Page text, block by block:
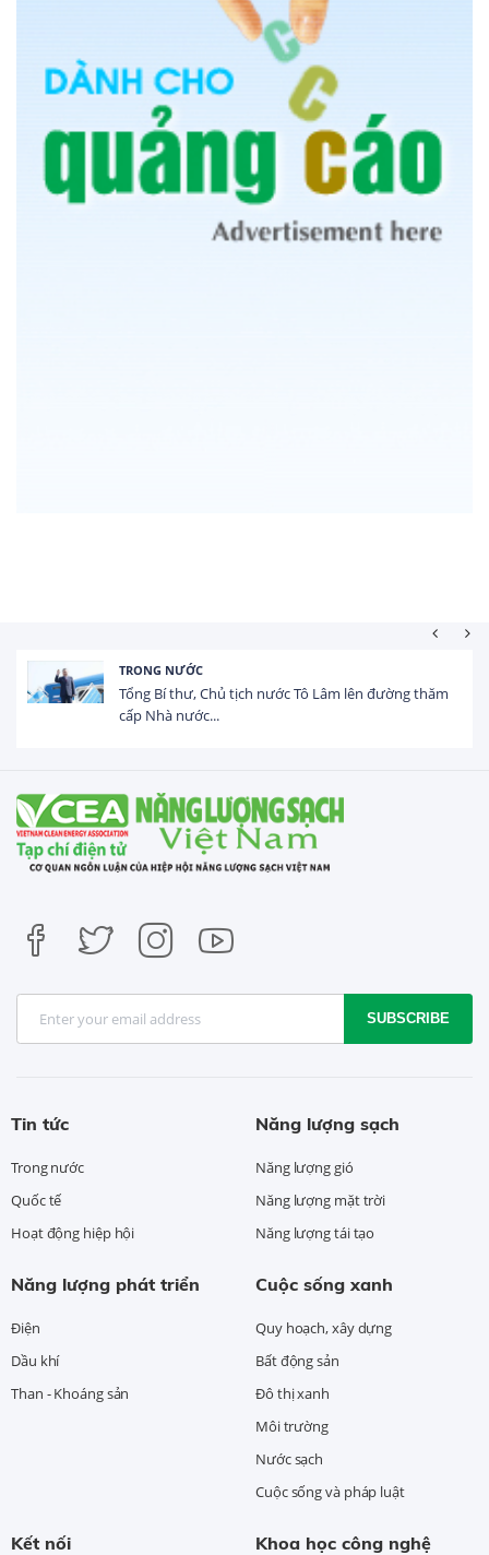
TRONG NƯỚC
Tổng Bí thư, Chủ tịch nước Tô Lâm lên đường thăm
cấp Nhà nước...
SUBSCRIBE
Tin tức
Trong nước
Quốc tế
Hoạt động hiệp hội
Năng lượng sạch
Năng lượng gió
Năng lượng mặt trời
Năng lượng tái tạo
Năng lượng phát triển
Điện
Dầu khí
Than - Khoáng sản
Cuộc sống xanh
Quy hoạch, xây dựng
Bất động sản
Đô thị xanh
Môi trường
Nước sạch
Cuộc sống và pháp luật
Kết nối Khoa học công nghệ